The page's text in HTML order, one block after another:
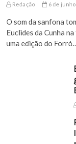
Redação 6 de
O som da sanfona
Euclides da Cunha
uma edição do